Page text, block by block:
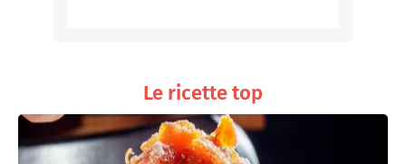
Le ricette top